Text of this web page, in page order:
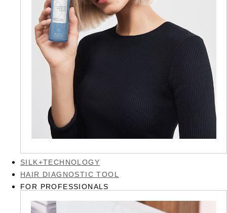
SILK+TECHNOLOGY
HAIR DIAGNOSTIC TOOL
FOR PROFESSIONALS